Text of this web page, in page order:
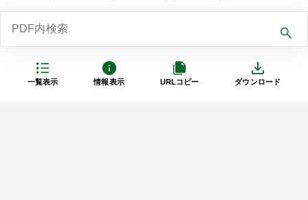
一覧表示 情報表示 URLコピー ダウンロード